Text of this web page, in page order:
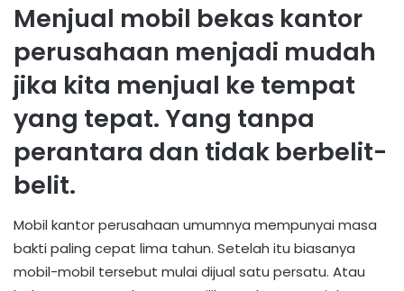
Menjual mobil bekas kantor
perusahaan menjadi mudah
jika kita menjual ke tempat
yang tepat. Yang tanpa
perantara dan tidak berbelit-
belit.
Mobil kantor perusahaan umumnya mempunyai masa
bakti paling cepat lima tahun. Setelah itu biasanya
mobil-mobil tersebut mulai dijual satu persatu. Atau